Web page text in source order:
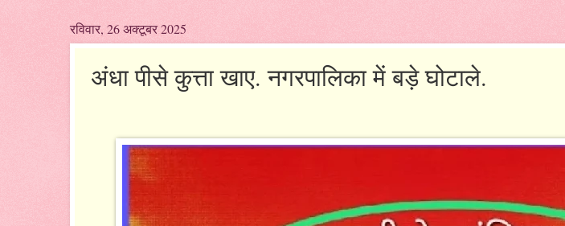
रविवार, 26 अक्टूबर 2025
अंधा पीसे कुत्ता खाए. नगरपालिका में बड़े घोटाले.